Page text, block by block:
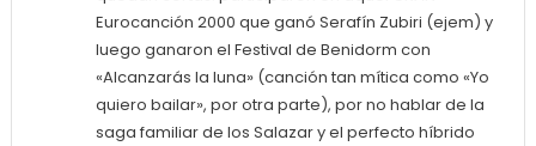
Eurocanción 2000 que ganó Serafín Zubiri (ejem) y
luego ganaron el Festival de Benidorm con
«Alcanzarás la luna» (canción tan mítica como «Yo
quiero bailar», por otra parte), por no hablar de la
saga familiar de los Salazar y el perfecto híbrido